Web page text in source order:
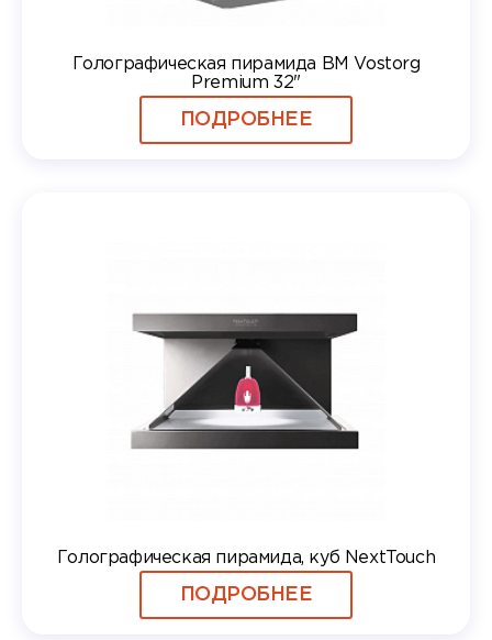
Голографическая пирамида BM Vostorg
Premium 32"
ПОДРОБНЕЕ
Голографическая пирамида, куб NextTouch
ПОДРОБНЕЕ